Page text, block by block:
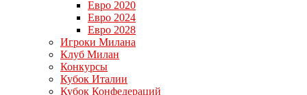
Евро 2020
Евро 2024
Евро 2028
Игроки Милана
Клуб Милан
Конкурсы
Кубок Италии
Кубок Конфедераций